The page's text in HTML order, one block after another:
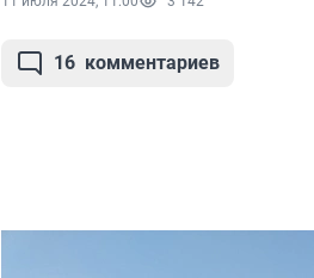
16 комментариев